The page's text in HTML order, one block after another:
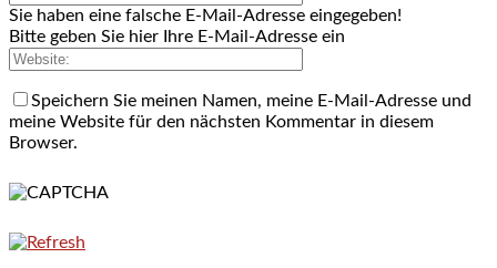
Sie haben eine falsche E-Mail-Adresse eingegeben!
Bitte geben Sie hier Ihre E-Mail-Adresse ein
Speichern Sie meinen Namen, meine E-Mail-Adresse und
meine Website für den nächsten Kommentar in diesem
Browser.